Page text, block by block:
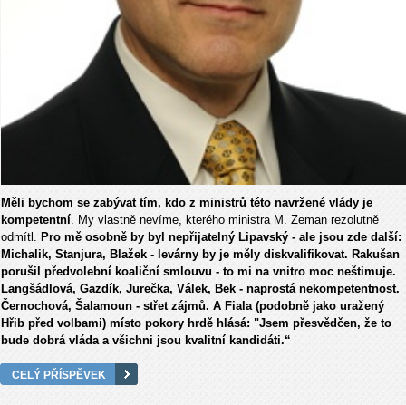
Měli bychom se zabývat tím, kdo z ministrů této navržené vlády je
kompetentní. My vlastně nevíme, kterého ministra M. Zeman rezolutně
odmítl. Pro mě osobně by byl nepřijatelný Lipavský - ale jsou zde další:
Michalik, Stanjura, Blažek - levárny by je měly diskvalifikovat. Rakušan
porušil předvolební koaliční smlouvu - to mi na vnitro moc neštimuje.
Langšádlová, Gazdík, Jurečka, Válek, Bek - naprostá nekompetentnost.
Černochová, Šalamoun - střet zájmů. A Fiala (podobně jako uražený
Hřib před volbami) místo pokory hrdě hlásá: "Jsem přesvědčen, že to
bude dobrá vláda a všichni jsou kvalitní kandidáti.“
CELÝ PŘÍSPĚVEK